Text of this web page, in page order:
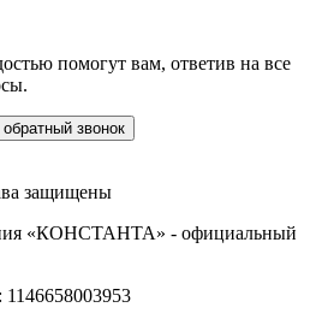
помогут вам, ответив на все
обратный звонок
защищены
«КОНСТАНТА» - официальный